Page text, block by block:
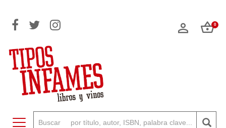
0
Toggle navigation